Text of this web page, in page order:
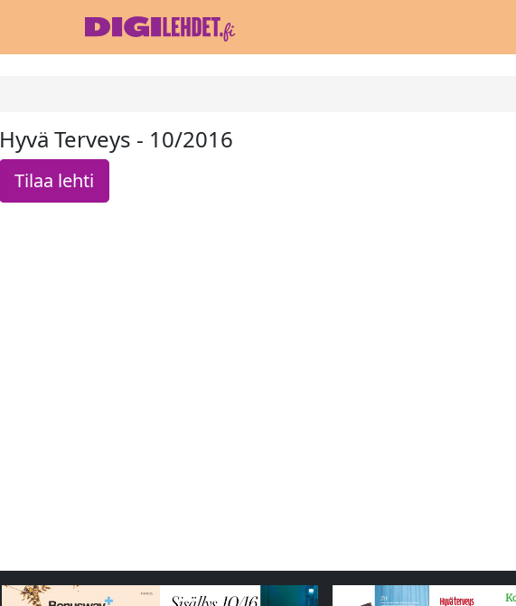
Hyvä Terveys - 10/2016
Tilaa lehti